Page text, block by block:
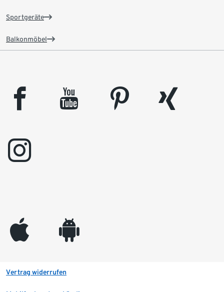
Sportgeräte
Balkonmöbel
facebook youtube pinterest
xing
instagram
appleinc android
Vertrag widerrufen